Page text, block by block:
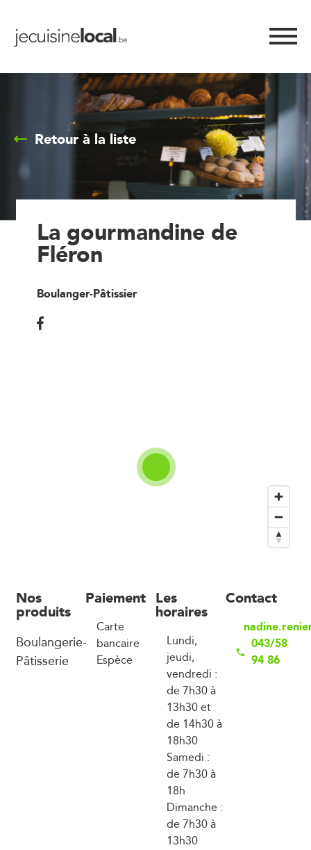
Retour à la liste
La gourmandine de
Fléron
Boulanger-Pâtissier
Nos
produits
Boulangerie-
Pâtisserie
Paiement
Carte
bancaire
Espèce
Les
horaires
Lundi,
jeudi,
vendredi :
de 7h30 à
13h30 et
de 14h30 à
18h30
Samedi :
de 7h30 à
18h
Dimanche :
de 7h30 à
13h30
Contact
043/58
94 86